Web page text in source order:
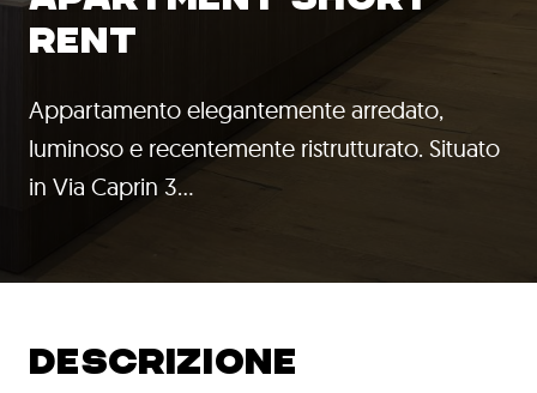
RENT
Appartamento elegantemente arredato,
luminoso e recentemente ristrutturato. Situato
in Via Caprin 3…
DESCRIZIONE